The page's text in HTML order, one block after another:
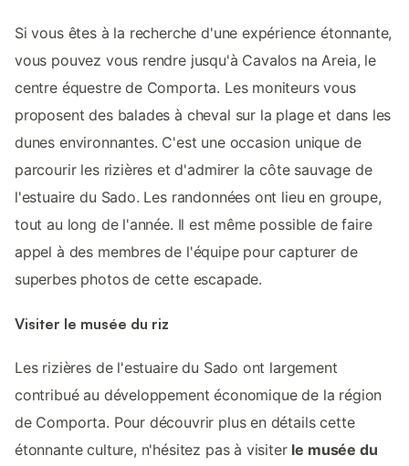
Si vous êtes à la recherche d'une expérience étonnante,
vous pouvez vous rendre jusqu'à Cavalos na Areia, le
centre équestre de Comporta. Les moniteurs vous
proposent des balades à cheval sur la plage et dans les
dunes environnantes. C'est une occasion unique de
parcourir les rizières et d'admirer la côte sauvage de
l'estuaire du Sado. Les randonnées ont lieu en groupe,
tout au long de l'année. Il est même possible de faire
appel à des membres de l'équipe pour capturer de
superbes photos de cette escapade.
Visiter le musée du riz
Les rizières de l'estuaire du Sado ont largement
contribué au développement économique de la région
de Comporta. Pour découvrir plus en détails cette
étonnante culture, n'hésitez pas à visiter le musée du